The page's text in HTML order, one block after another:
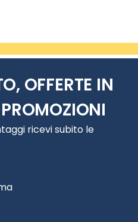
OFFERTE IN
ricevi subito le